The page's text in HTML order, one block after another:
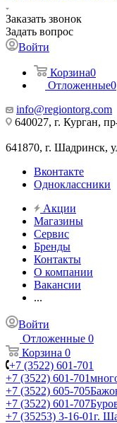
Заказать звонок
Задать вопрос
Войти
Корзина0
Отложенные0
info@regiontorg.com
640027, г. Курган,
641870, г. Шадринск,
Вконтакте
Одноклассники
Акции
Магазины
Сервис
Бренды
Контакты
О компании
Вакансии
...
Войти
Отложенные 0
Корзина 0
+7 (3522) 601-701
+7 (3522) 601-701
+7 (3522) 605-705
+7 (3522) 601-707
+7 (35253) 3-16-01г.